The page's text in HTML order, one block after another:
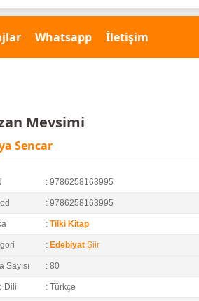
Whatsapp İletişim
Mevsimi
Sencar
: 9786258163995
: 9786258163995
: Tilki Kitap
: Edebiyat Şiir
Sayısı : 80
Dili : Türkçe